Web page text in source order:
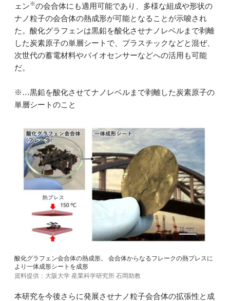
ェン※の会合体にも適用可能であり、多様な組成や形状の
ナノ粒子の会合体の熱成形が可能となることが示唆され
た。酸化グラフェンは黒鉛を酸化させナノレベルまで剥離
した炭素原子の単層シートで、プラスチックなどと混ぜ、
次世代の蓄電材料やバイオセンサーなどへの活用も可能
だ。
※…黒鉛を酸化させてナノレベルまで剥離した炭素原子の
単層シートのこと
酸化グラフェン会合体の熱成形。 会合体からなるフレークの熱プレスに
より一体成形シートを成形
資料提供：大阪大学 産業科学研究所 石岡助教
本研究を今後さらに発展させナノ粒子会合体の拡張性と成